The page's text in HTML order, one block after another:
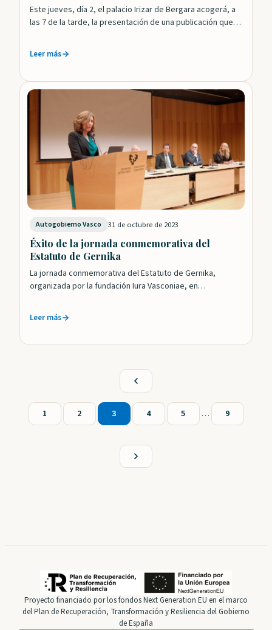
Este jueves, día 2, el palacio Irizar de Bergara acogerá, a
las 7 de la tarde, la presentación de una publicación que…
Leer más
Autogobierno Vasco 31 de octubre de 2023
Éxito de la jornada conmemorativa del
Estatuto de Gernika
La jornada conmemorativa del Estatuto de Gernika,
organizada por la fundación Iura Vasconiae, en
Leer más
1 2 3 4 5 … 9
Proyecto financiado por los fondos Next Generation EU en el marco
del Plan de Recuperación, Transformación y Resiliencia del Gobierno
de España